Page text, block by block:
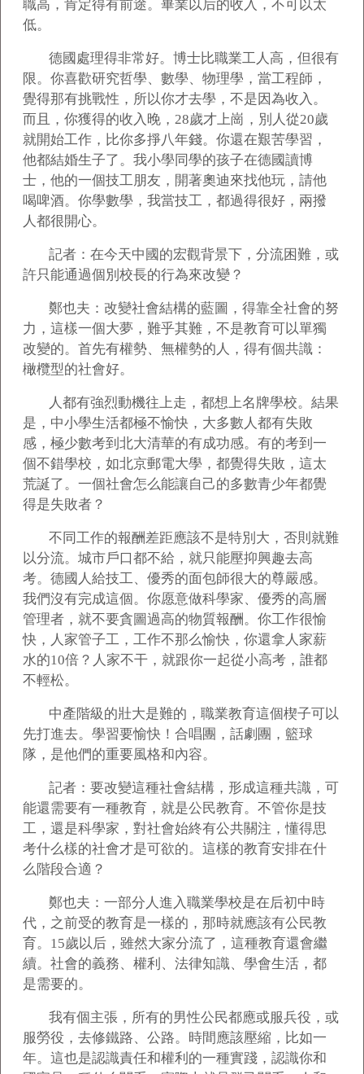
職高，肯定得有前途。畢業以后的收入，不可以太
低。
德國處理得非常好。博士比職業工人高，但很有
限。你喜歡研究哲學、數學、物理學，當工程師，
覺得那有挑戰性，所以你才去學，不是因為收入。
而且，你獲得的收入晚，28歲才上崗，別人從20歲
就開始工作，比你多掙八年錢。你還在艱苦學習，
他都結婚生子了。我小學同學的孩子在德國讀博
士，他的一個技工朋友，開著奧迪來找他玩，請他
喝啤酒。你學數學，我當技工，都過得很好，兩撥
人都很開心。
記者：在今天中國的宏觀背景下，分流困難，或
許只能通過個別校長的行為來改變？
鄭也夫：改變社會結構的藍圖，得靠全社會的努
力，這樣一個大夢，難乎其難，不是教育可以單獨
改變的。首先有權勢、無權勢的人，得有個共識：
橄欖型的社會好。
人都有強烈動機往上走，都想上名牌學校。結果
是，中小學生活都極不愉快，大多數人都有失敗
感，極少數考到北大清華的有成功感。有的考到一
個不錯學校，如北京郵電大學，都覺得失敗，這太
荒誕了。一個社會怎么能讓自己的多數青少年都覺
得是失敗者？
不同工作的報酬差距應該不是特別大，否則就難
以分流。城市戶口都不給，就只能壓抑興趣去高
考。德國人給技工、優秀的面包師很大的尊嚴感。
我們沒有完成這個。你愿意做科學家、優秀的高層
管理者，就不要貪圖過高的物質報酬。你工作很愉
快，人家管子工，工作不那么愉快，你還拿人家薪
水的10倍？人家不干，就跟你一起從小高考，誰都
不輕松。
中產階級的壯大是難的，職業教育這個楔子可以
先打進去。學習要愉快！合唱團，話劇團，籃球
隊，是他們的重要風格和內容。
記者：要改變這種社會結構，形成這種共識，可
能還需要有一種教育，就是公民教育。不管你是技
工，還是科學家，對社會始終有公共關注，懂得思
考什么樣的社會才是可欲的。這樣的教育安排在什
么階段合適？
鄭也夫：一部分人進入職業學校是在后初中時
代，之前受的教育是一樣的，那時就應該有公民教
育。15歲以后，雖然大家分流了，這種教育還會繼
續。社會的義務、權利、法律知識、學會生活，都
是需要的。
我有個主張，所有的男性公民都應或服兵役，或
服勞役，去修鐵路、公路。時間應該壓縮，比如一
年。這也是認識責任和權利的一種實踐，認識你和